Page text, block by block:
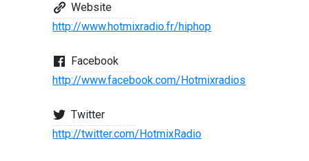
Website
http://www.hotmixradio.fr/hiphop
Facebook
http://www.facebook.com/Hotmixradios
Twitter
http://twitter.com/HotmixRadio